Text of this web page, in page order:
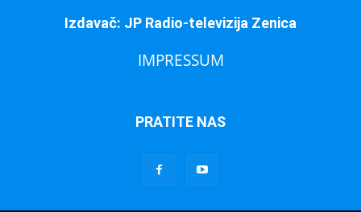
Izdavač: JP Radio-televizija Zenica
IMPRESSUM
PRATITE NAS